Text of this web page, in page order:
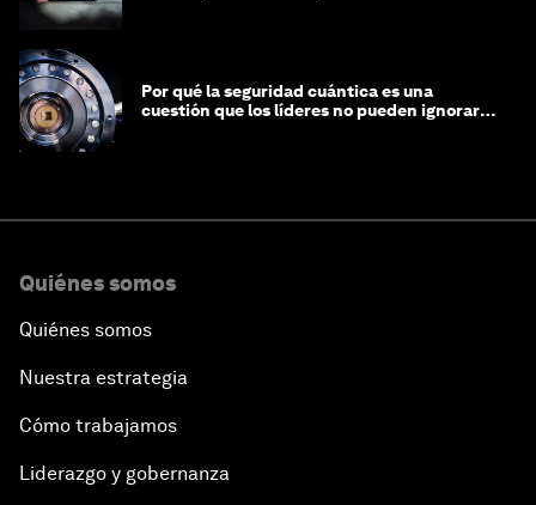
Por qué la seguridad cuántica es una
cuestión que los líderes no pueden ignorar
Quiénes somos
Quiénes somos
Nuestra estrategia
Cómo trabajamos
Liderazgo y gobernanza